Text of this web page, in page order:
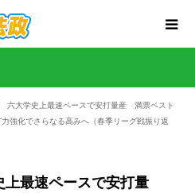
六大学史上最速ペースで安打量産 満票ベスト
強化でさらなる高みへ（春季リーグ戦振り返
上最速ペースで安打量